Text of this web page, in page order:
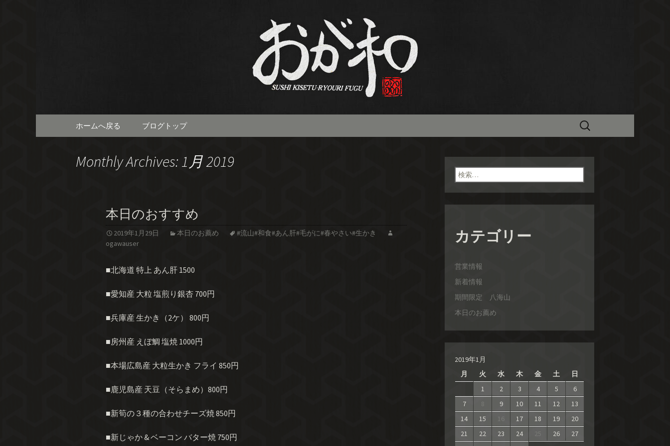
南流山の和食「おが和」の最新情報バッ
ホームへ戻る ブログトップ
検
索:
Monthly Archives: 1月 2019
本日のおすすめ
2019年1月29日 本日のお薦め
#流山#和食#あん肝#毛がに#春やさい#生かき
ogawauser
■北海道 特上 あん肝 1500
■愛知産 大粒 塩煎り銀杏 700円
■兵庫産 生かき（2ケ） 800円
■房州産 えぼ鯛 塩焼 1000円
■本場広島産 大粒生かき フライ 850円
■鹿児島産 天豆（そらまめ）800円
■新筍の３種の合わせチーズ焼 850円
■新じゃか & ベーコン バター焼 750円
検
索:
カテゴリー
営業情報
新着情報
期間限定 八海山
本日のお薦め
2019年1月
月
火 水 木 金 土
日
1
2 3 4 5
6
7
8 9 10 11 12
13
14
15 16 17 18 19
20
21
22 23 24 25 26
27